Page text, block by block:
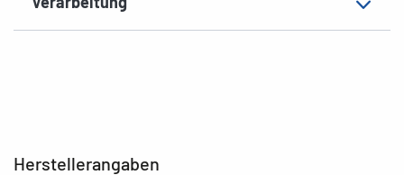
Herstellerangaben